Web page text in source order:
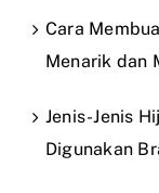
Cara
Menarik dan
Jenis-Jenis
Digunakan